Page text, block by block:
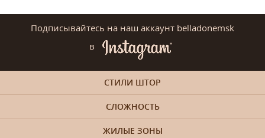
Подписывайтесь на наш аккаунт belladonemsk
в
СТИЛИ ШТОР
СЛОЖНОСТЬ
ЖИЛЫЕ ЗОНЫ